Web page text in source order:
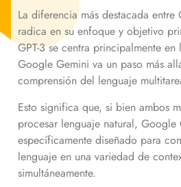
La diferencia más destacada
radica en su enfoque y objetivo
GPT-3 se centra principalmente
Google Gemini va un paso más
comprensión del lenguaje
Esto significa que, si bien ambos
procesar lenguaje natural, Google
específicamente diseñado para
lenguaje en una variedad de
simultáneamente.